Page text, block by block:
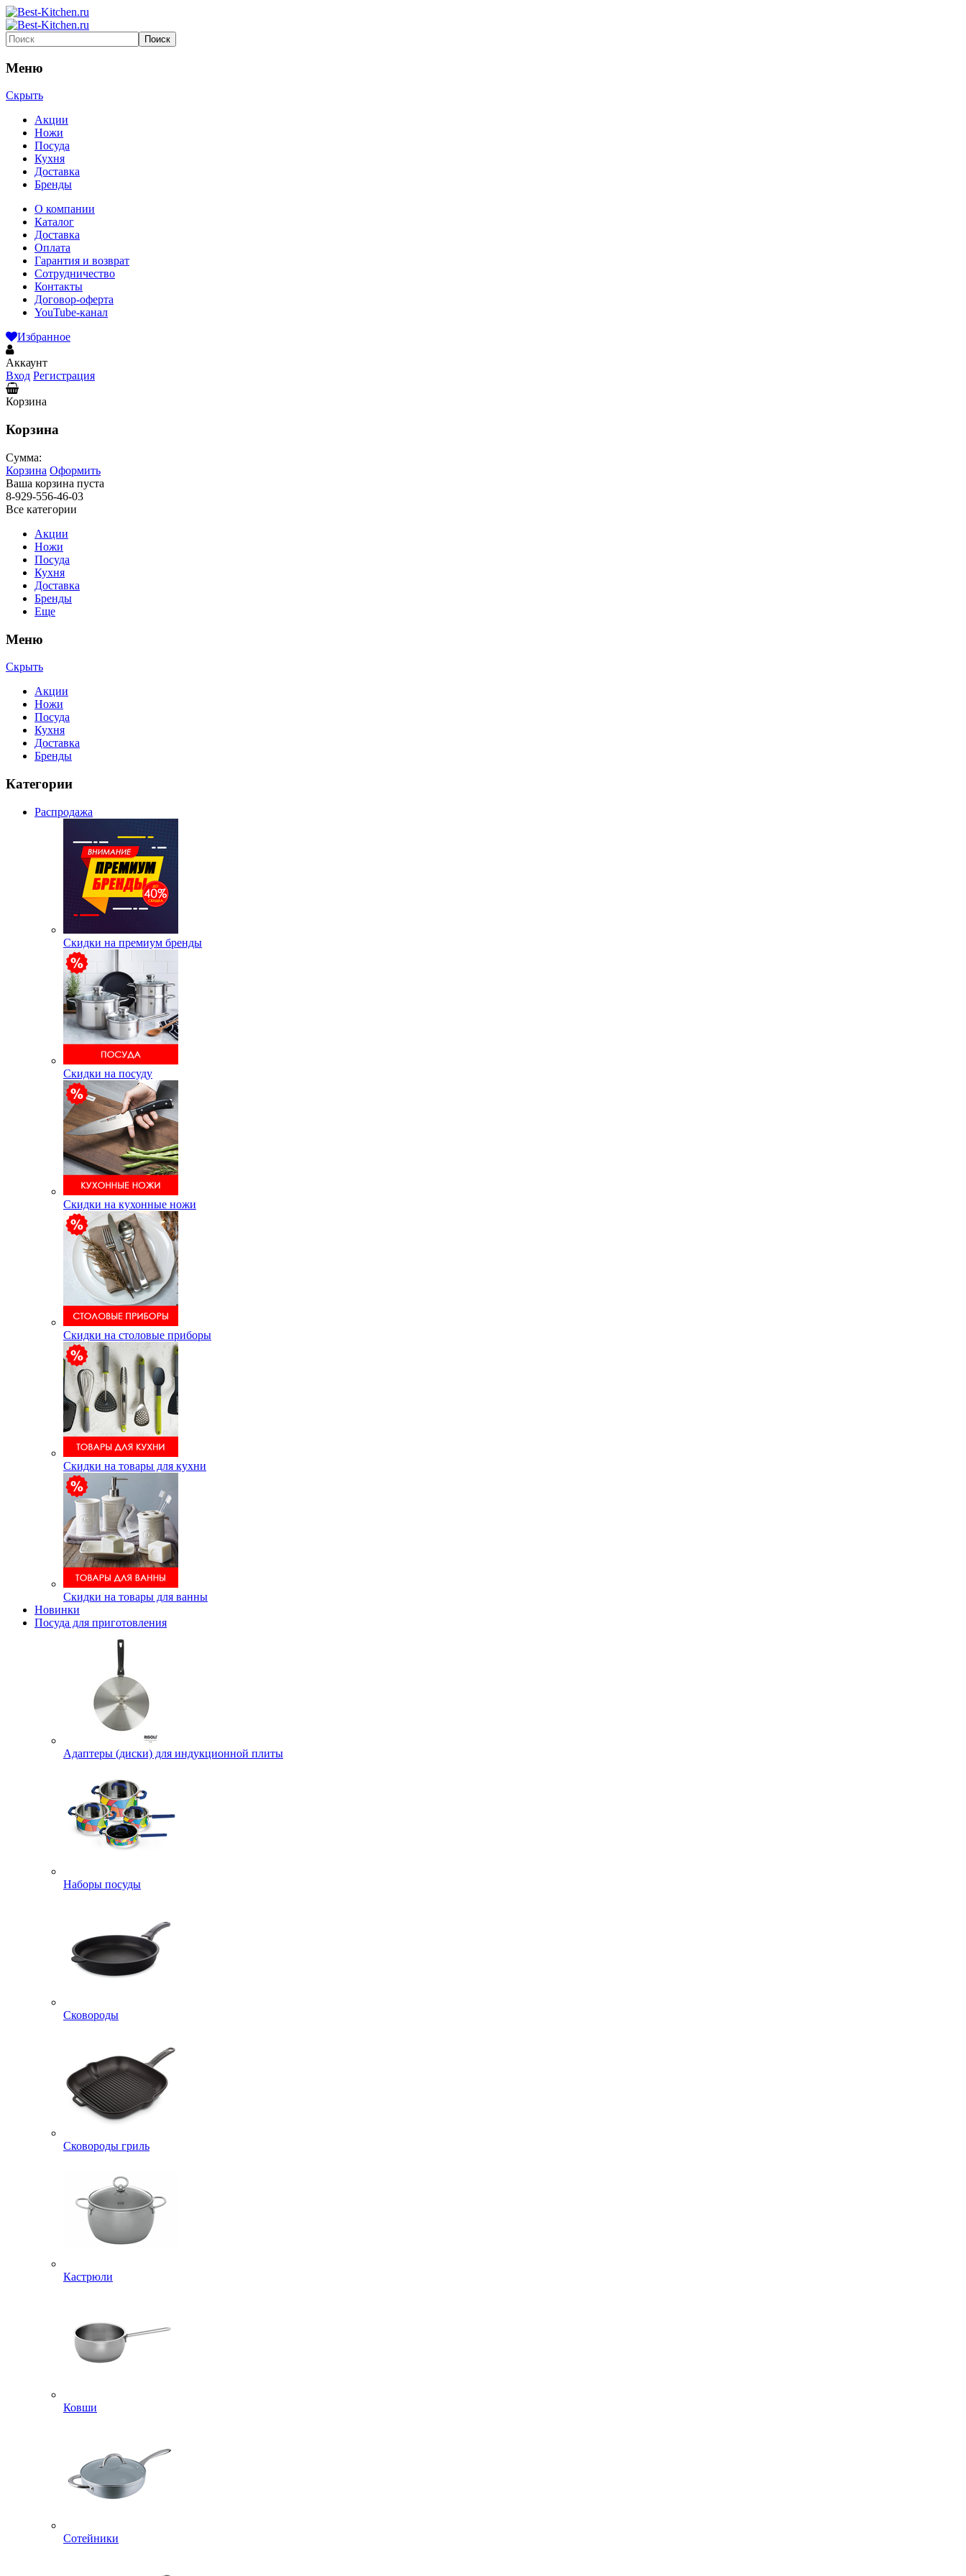
Меню
Скрыть
Акции
Ножи
Посуда
Кухня
Доставка
Бренды
О компании
Каталог
Доставка
Оплата
Гарантия и возврат
Сотрудничество
Контакты
Договор-оферта
YouTube-канал
Избранное
Аккаунт
Вход Регистрация
Корзина
Корзина
Сумма:
Корзина Оформить
Ваша корзина пуста
8-929-556-46-03
Все категории
Акции
Ножи
Посуда
Кухня
Доставка
Бренды
Еще
Меню
Скрыть
Акции
Ножи
Посуда
Кухня
Доставка
Бренды
Категории
Распродажа
Скидки на премиум бренды
Скидки на посуду
Скидки на кухонные ножи
Скидки на столовые приборы
Скидки на товары для кухни
Скидки на товары для ванны
Новинки
Посуда для приготовления
Адаптеры (диски) для индукционной плиты
Наборы посуды
Сковороды
Сковороды гриль
Кастрюли
Ковши
Сотейники